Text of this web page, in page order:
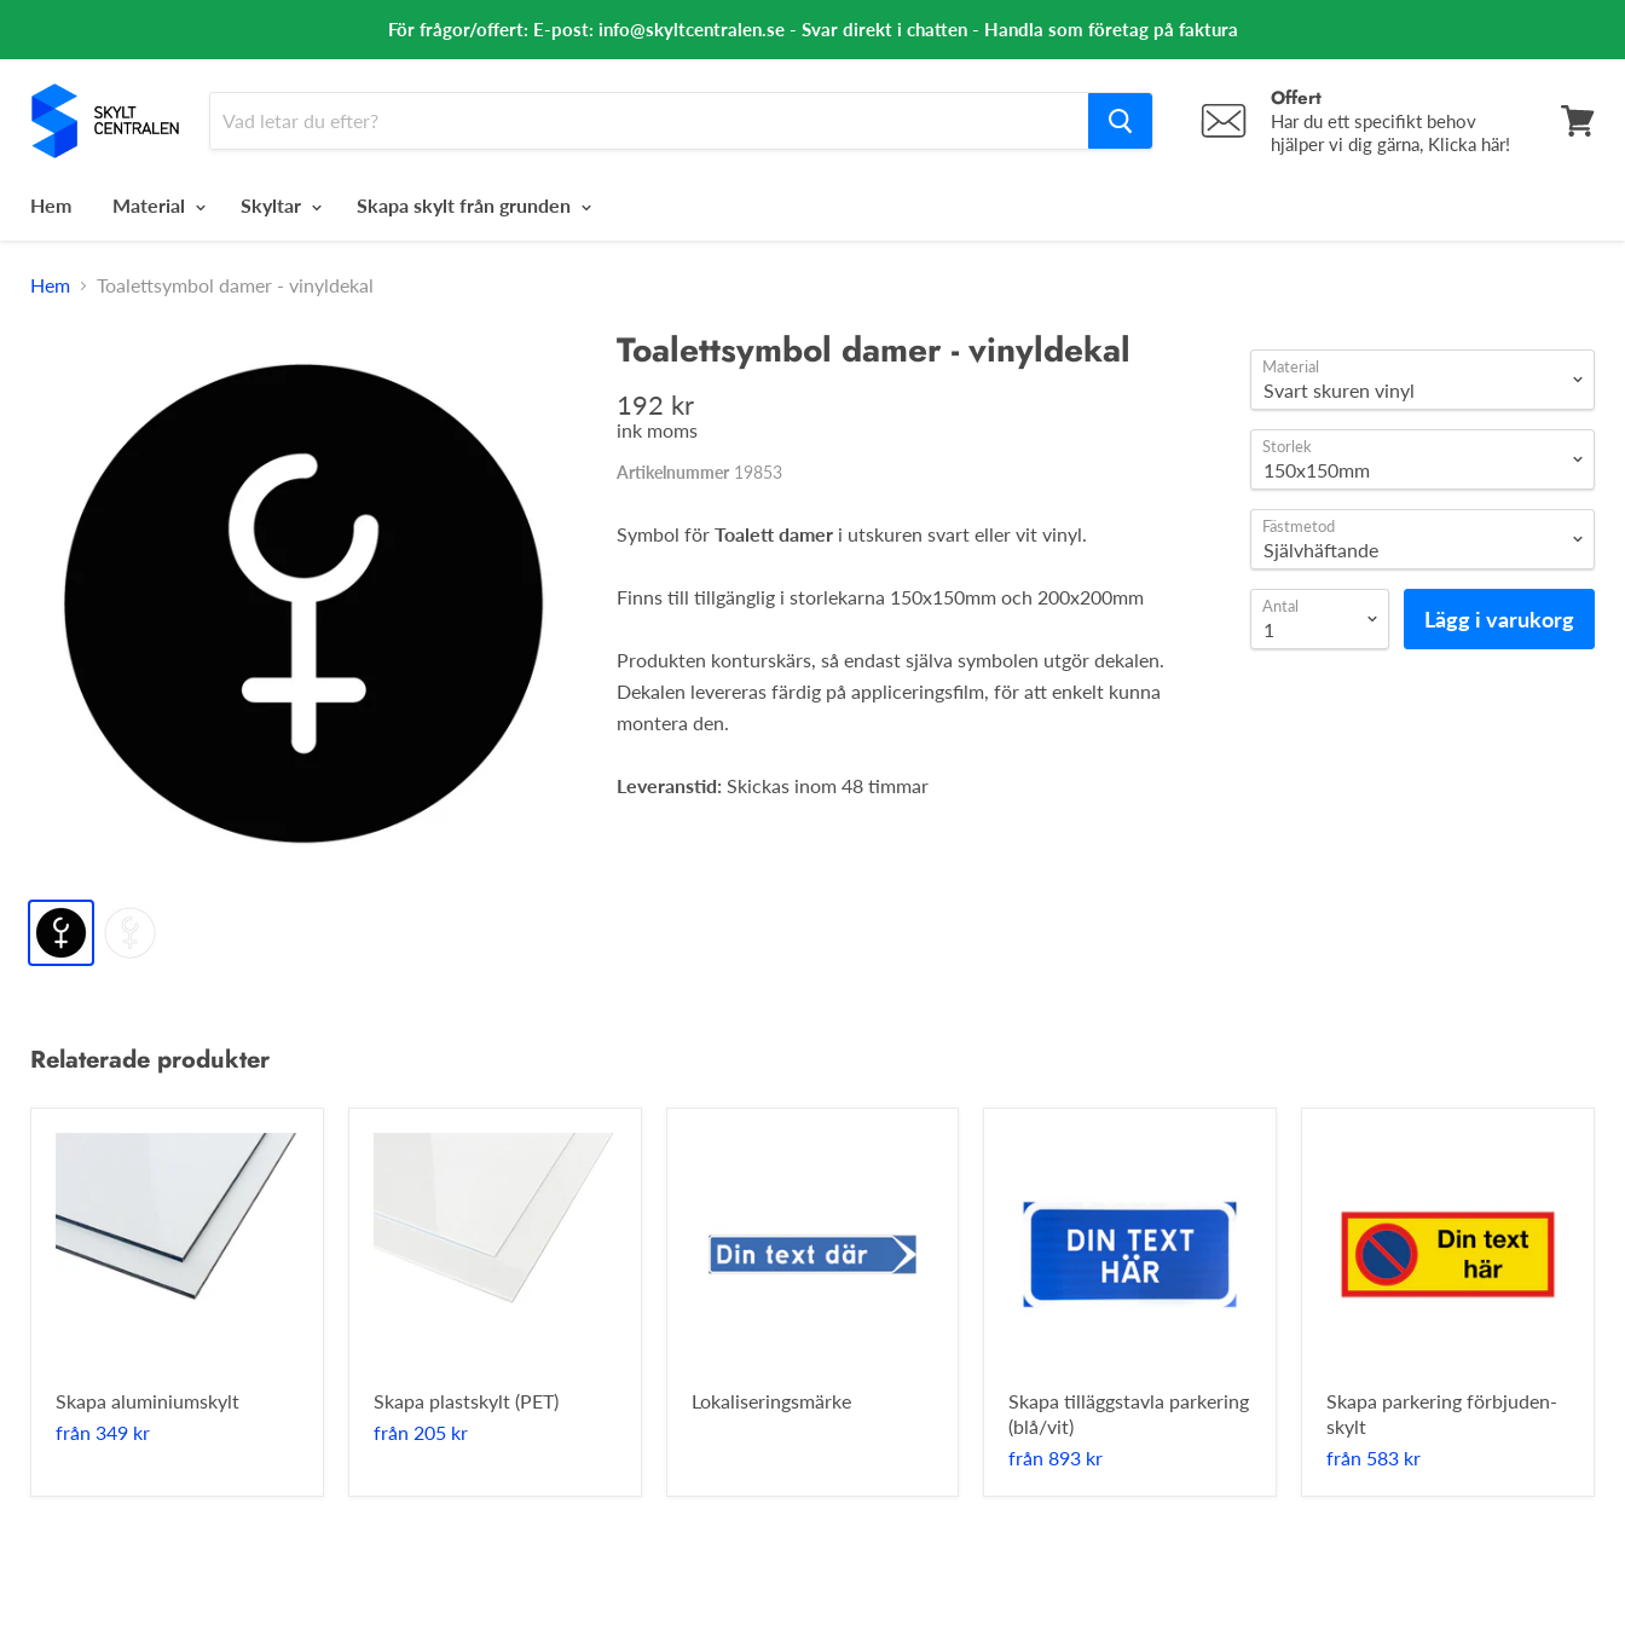
För frågor/offert: E-post: info@skyltcentralen.se - Svar direkt i chatten - Handla som företag på faktura
Offert
Har du ett specifikt behov
hjälper vi dig gärna, Klicka här!
Hem
Material Skyltar Skapa skylt från grunden
Hem Toalettsymbol damer - vinyldekal
Toalettsymbol damer - vinyldekal
192 kr
ink moms
Artikelnummer 19853
Symbol förToalett damer i utskuren svart eller vit vinyl.
Finns till tillgänglig i storlekarna 150x150mm och 200x200mm
Produkten konturskärs, så endast själva symbolen utgör dekalen.
Dekalen levereras färdig på appliceringsfilm, för att enkelt kunna
montera den.
Leveranstid: Skickas inom 48 timmar
Material
Storlek
Fästmetod
Antal Lägg i varukorg
Relaterade produkter
Skapa aluminiumskylt
från 349 kr
Skapa plastskylt (PET)
från 205 kr
Lokaliseringsmärke
Skapa tilläggstavla parkering
(blå/vit)
från 893 kr
Skapa parkering förbjuden-
skylt
från 583 kr